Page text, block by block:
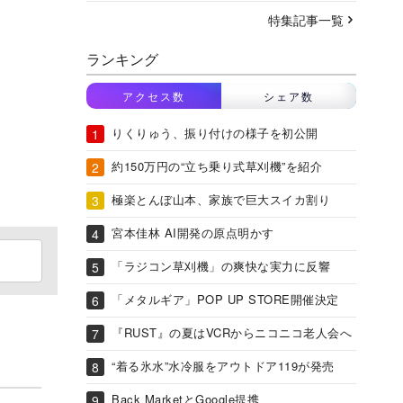
特集記事一覧
ランキング
アクセス数 シェア数
りくりゅう、振り付けの様子を初公開
約150万円の“立ち乗り式草刈機”を紹介
極楽とんぼ山本、家族で巨大スイカ割り
宮本佳林 AI開発の原点明かす
「ラジコン草刈機」の爽快な実力に反響
「メタルギア」POP UP STORE開催決定
『RUST』の夏はVCRからニコニコ老人会へ
“着る氷水”水冷服をアウトドア119が発売
Back MarketとGoogle提携